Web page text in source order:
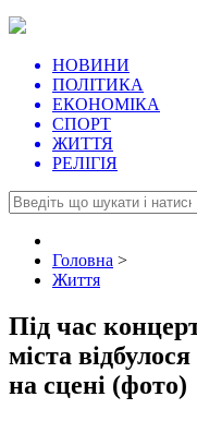
НОВИНИ
ПОЛІТИКА
ЕКОНОМІКА
СПОРТ
ЖИТТЯ
РЕЛІГІЯ
Головна >
Життя
Під час
міста
на сцені (фото)